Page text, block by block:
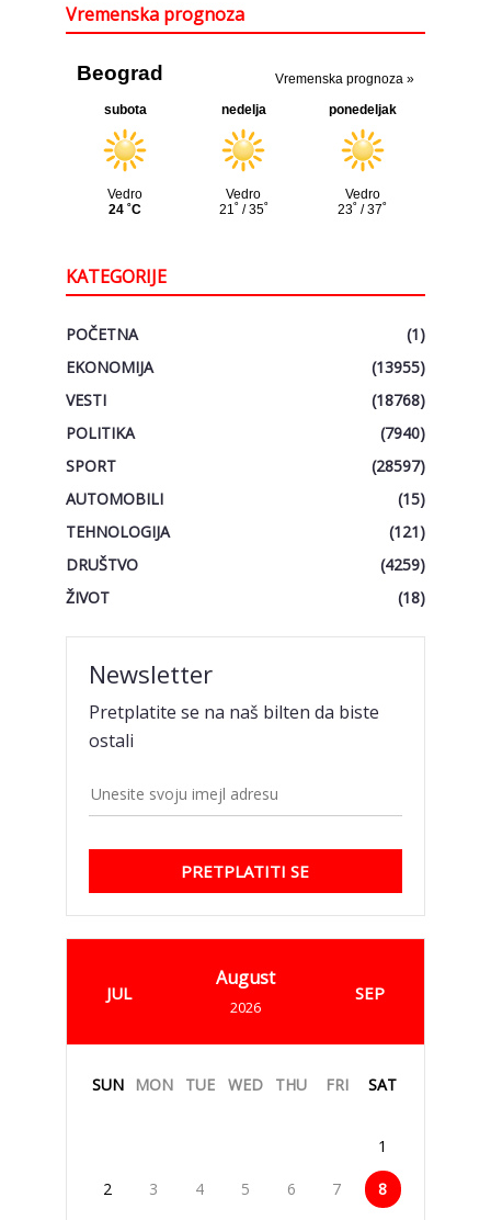
Vremenska prognoza
KATEGORIJE
POČETNA
(1)
EKONOMIJA
(13955)
VESTI
(18768)
POLITIKA
(7940)
SPORT
(28597)
AUTOMOBILI
(15)
TEHNOLOGIJA
(121)
DRUŠTVO
(4259)
ŽIVOT
(18)
Newsletter
Pretplatite se na naš bilten da biste
ostali
PRETPLATITI SE
JUL
August
2026
SEP
SUN MON TUE WED THU FRI SAT
1
2 3 4 5 6 7 8